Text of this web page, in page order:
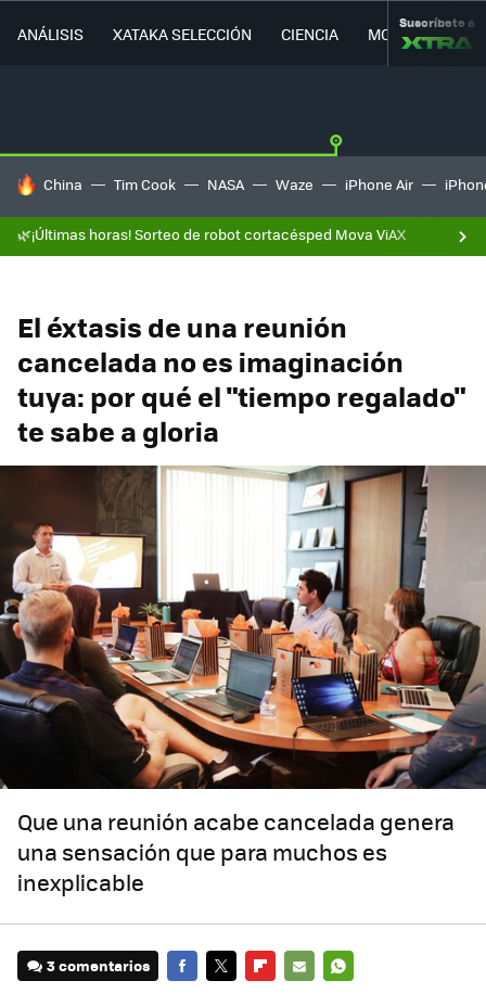
ANÁLISIS XATAKA SELECCIÓN CIENCIA MOVILIDAD
Suscríbete a
HOY SE HABLA DE
China Tim Cook NASA Waze iPhone Air
🌿¡Últimas horas! Sorteo de robot cortacésped Mova ViAX
El éxtasis de una reunión
cancelada no es imaginación
tuya: por qué el "tiempo regalado"
te sabe a gloria
Que una reunión acabe cancelada genera
una sensación que para muchos es
inexplicable
3 comentarios